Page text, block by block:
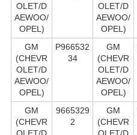
OLET/D
AEWOO/
OPEL)
OLET/D
AEWOO/
OPEL)
GM
(CHEVR
OLET/D
AEWOO/
OPEL)
P966532
34
GM
(CHEVR
OLET/D
AEWOO/
OPEL)
GM
(CHEVR
OLET/D
9665329
2
GM
(CHEVR
OLET/D